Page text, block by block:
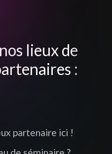
lieux de
:
partenaire ici !